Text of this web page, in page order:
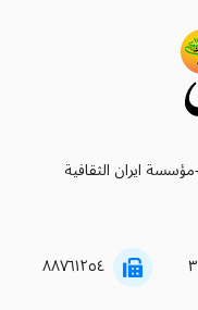
ايران الثقافية
۸۸۷٦۱۲٥٤